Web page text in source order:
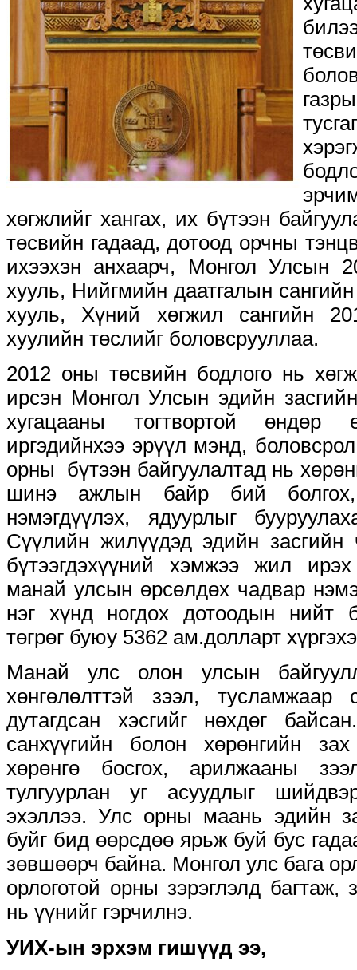
хөгжлийг хангах, их бүтээн
төсвийн гадаад, дотоод орчны
ихээхэн анхаарч, Монгол Улсын
хууль, Нийгмийн даатгалын
хууль, Хүний хөгжил сангийн
хуулийн төслийг боловсрууллаа.
2012 оны төсвийн бодлого нь
ирсэн Монгол Улсын эдийн
хугацааны тогтвортой өндөр
иргэдийнхээ эрүүл мэнд,
орны бүтээн байгуулалтад нь
шинэ ажлын байр бий
нэмэгдүүлэх, ядуурлыг
Сүүлийн жилүүдэд эдийн
бүтээгдэхүүний хэмжээ жил
манай улсын өрсөлдөх чадвар
нэг хүнд ногдох дотоодын нийт
төгрөг буюу 5362 ам.долларт
Манай улс олон улсын
хөнгөлөлттэй зээл, тусламжаар
дутагдсан хэсгийг нөхдөг
санхүүгийн болон хөрөнгийн
хөрөнгө босгох, арилжааны
тулгуурлан уг асуудлыг
эхэллээ. Улс орны маань эдийн
буйг бид өөрсдөө ярьж буй бус
зөвшөөрч байна. Монгол улс бага
орлоготой орны зэрэглэлд багтаж,
нь үүнийг гэрчилнэ.
УИХ-ын эрхэм гишүүд ээ,